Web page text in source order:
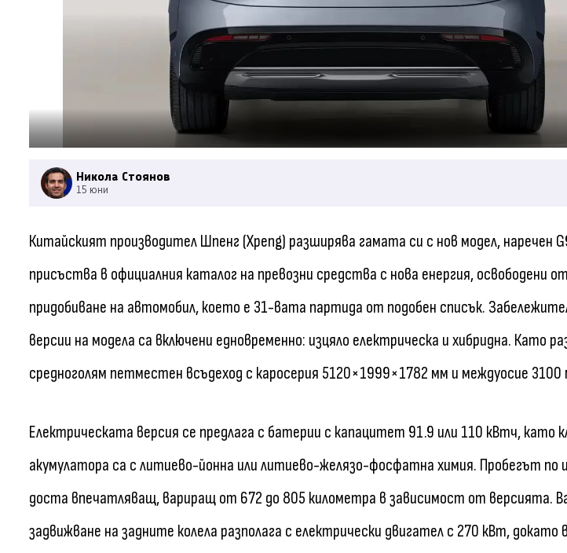
Никола Стоянов
15 юни
Китайският производител Шпенг (Xpeng) разширява гамата си с нов модел, наречен
присъства в официалния каталог на превозни средства с нова енергия, освободени
придобиване на автомобил, което е 31-вата партида от подобен списък.
версии на модела са включени едновременно: изцяло електрическа и хибридна. Като
средноголям петместен всъдеход с каросерия 5120×1999×1782 мм и междуосие 3100
Електрическата версия се предлага с батерии с капацитет 91.9 или 110 кВтч, като
акумулатора са с литиево-йонна или литиево-желязо-фосфатна химия. Пробегът по
доста впечатляващ, вариращ от 672 до 805 километра в зависимост от версията.
задвижване на задните колела разполага с електрически двигател с 270 кВт, докато